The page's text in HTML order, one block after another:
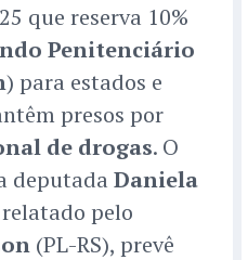
que reserva 10%
Penitenciário
) para estados e
presos por
de drogas. O
deputada Daniela
relatado pelo
(PL-RS), prevê